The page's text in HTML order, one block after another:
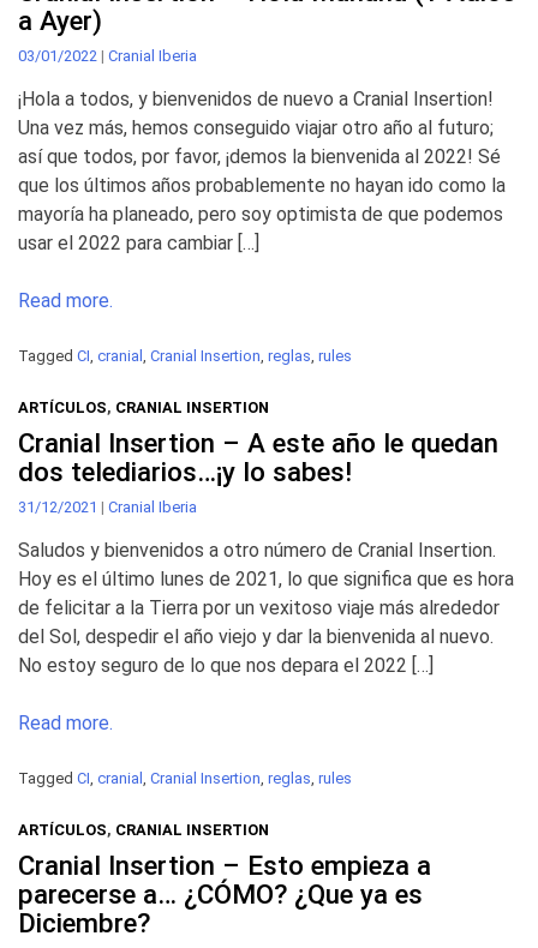
a Ayer)
03/01/2022 | Cranial Iberia
¡Hola a todos, y bienvenidos de nuevo a Cranial Insertion!
Una vez más, hemos conseguido viajar otro año al futuro;
así que todos, por favor, ¡demos la bienvenida al 2022! Sé
que los últimos años probablemente no hayan ido como la
mayoría ha planeado, pero soy optimista de que podemos
usar el 2022 para cambiar […]
Read more.
Tagged CI, cranial , Cranial Insertion, reglas, rules
ARTÍCULOS, CRANIAL INSERTION
Cranial Insertion – A este año le quedan
dos telediarios…¡y lo sabes!
31/12/2021 | Cranial Iberia
Saludos y bienvenidos a otro número de Cranial Insertion.
Hoy es el último lunes de 2021, lo que significa que es hora
de felicitar a la Tierra por un vexitoso viaje más alrededor
del Sol, despedir el año viejo y dar la bienvenida al nuevo.
No estoy seguro de lo que nos depara el 2022 […]
Read more.
Tagged CI, cranial , Cranial Insertion, reglas, rules
ARTÍCULOS, CRANIAL INSERTION
Cranial Insertion – Esto empieza a
parecerse a… ¿CÓMO? ¿Que ya es
Diciembre?